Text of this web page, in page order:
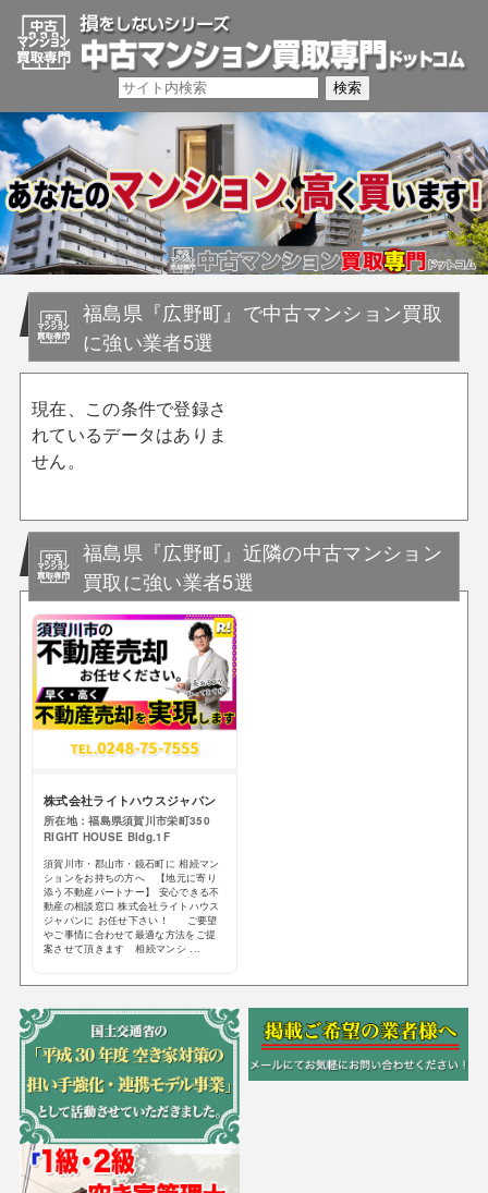
福島県『広野町』で中古マンション買取
に強い業者5選
現在、この条件で登録さ
れているデータはありま
せん。
福島県『広野町』近隣の中古マンション
買取に強い業者5選
株式会社ライトハウスジャパン
所在地：福島県須賀川市栄町350
RIGHT HOUSE Bldg.1F
須賀川市・郡山市・鏡石町に 相続マン
ションをお持ちの方へ 【地元に寄り
添う不動産パートナー】 安心できる不
動産の相談窓口 株式会社ライトハウス
ジャパンに お任せ下さい！ ご要望
やご事情に合わせて最適な方法をご提
案させて頂きます 相続マンシ ...